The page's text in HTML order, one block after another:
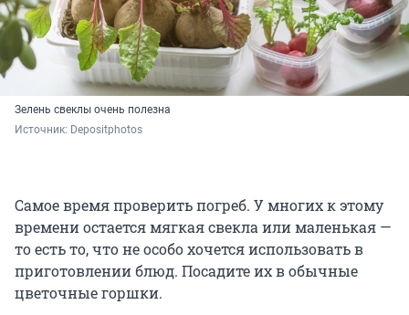
Зелень свеклы очень полезна
Источник: Depositphotos
Самое время проверить погреб. У многих к этому
времени остается мягкая свекла или маленькая —
то есть то, что не особо хочется использовать в
приготовлении блюд. Посадите их в обычные
цветочные горшки.